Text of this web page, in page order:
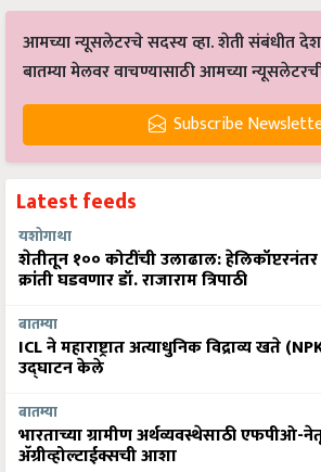
आमच्या न्यूसलेटरचे सदस्य व्हा. शेती संबंधीत
बातम्या मेलवर वाचण्यासाठी आमच्या
Subscribe
Latest feeds
यशोगाथा
शेतीतून १०० कोटींची उलाढाल:
क्रांती घडवणार डॉ. राजाराम त्रिपाठी
बातम्या
ICL ने महाराष्ट्रात अत्याधुनिक विद्राव्य खते
उद्घाटन केले
बातम्या
भारताच्या ग्रामीण अर्थव्यवस्थेसाठी एफपीओ-
अ‍ॅग्रीव्होल्टाईक्सची आशा